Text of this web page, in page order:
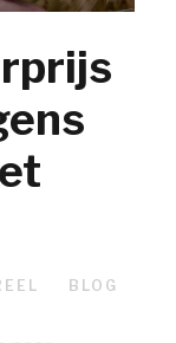
BLOG